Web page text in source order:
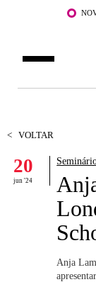
Saltar para o conteúdo
DOCENTES E
COMUNIDADE
LIFE AT NOVA
WHAT'S
< VOLTAR
20
jun '24
Anja